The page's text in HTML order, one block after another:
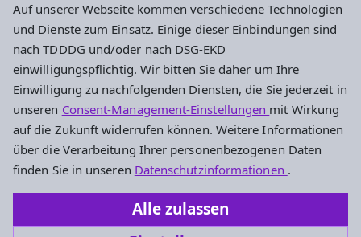
Auf unserer Webseite kommen verschiedene Technologien
und Dienste zum Einsatz. Einige dieser Einbindungen sind
nach TDDDG und/oder nach DSG-EKD
einwilligungspflichtig. Wir bitten Sie daher um Ihre
Einwilligung zu nachfolgenden Diensten, die Sie jederzeit in
unseren Consent-Management-Einstellungen mit Wirkung
auf die Zukunft widerrufen können. Weitere Informationen
über die Verarbeitung Ihrer personenbezogenen Daten
finden Sie in unseren Datenschutzinformationen .
Alle zulassen
Propstei
Impressum Datenschutz Cookie-Einstellungen
Evangelisches Dekanat Vogelsberg
Fulder Tor 28
36304 Alsfeld